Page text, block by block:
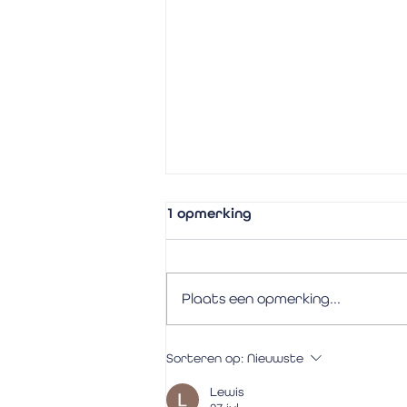
Doe deze oefening om de
brein te activeren!
1 opmerking
Plaats een opmerking...
Sorteren op: Nieuwste
Lewis